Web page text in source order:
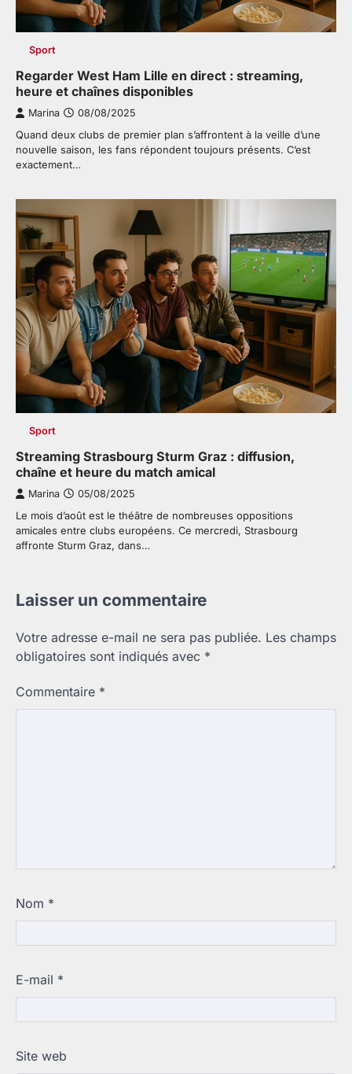
Sport
Regarder West Ham Lille en direct : streaming,
heure et chaînes disponibles
Marina 08/08/2025
Quand deux clubs de premier plan s’affrontent à la veille d’une
nouvelle saison, les fans répondent toujours présents. C’est
exactement…
Sport
Streaming Strasbourg Sturm Graz : diffusion,
chaîne et heure du match amical
Marina 05/08/2025
Le mois d’août est le théâtre de nombreuses oppositions
amicales entre clubs européens. Ce mercredi, Strasbourg
affronte Sturm Graz, dans…
Laisser un commentaire
Votre adresse e-mail ne sera pas publiée. Les champs
obligatoires sont indiqués avec *
Commentaire *
Nom *
E-mail *
Site web